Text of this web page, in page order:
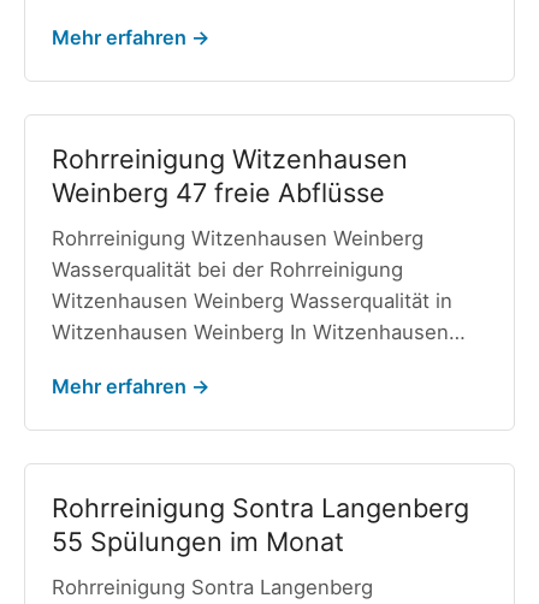
Mehr erfahren →
Rohrreinigung Witzenhausen
Weinberg 47 freie Abflüsse
Rohrreinigung Witzenhausen Weinberg
Wasserqualität bei der Rohrreinigung
Witzenhausen Weinberg Wasserqualität in
Witzenhausen Weinberg In Witzenhausen…
Mehr erfahren →
Rohrreinigung Sontra Langenberg
55 Spülungen im Monat
Rohrreinigung Sontra Langenberg